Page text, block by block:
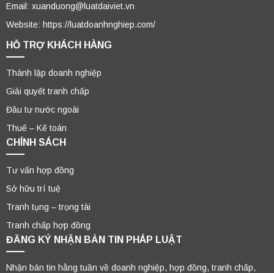
Email: xuanduong@luatdaiviet.vn
Website: https://luatdoanhnghiep.com/
HỖ TRỢ KHÁCH HÀNG
Thành lập doanh nghiệp
Giải quyết tranh chấp
Đầu tư nước ngoài
Thuế – Kế toán
CHÍNH SÁCH
Tư vấn hợp đồng
Sở hữu trí tuệ
Tranh tụng – trọng tài
Tranh chấp hợp đồng
ĐĂNG KÝ NHẬN BẢN TIN PHÁP LUẬT
Nhận bản tin hằng tuần về doanh nghiệp, hợp đồng, tranh chấp,